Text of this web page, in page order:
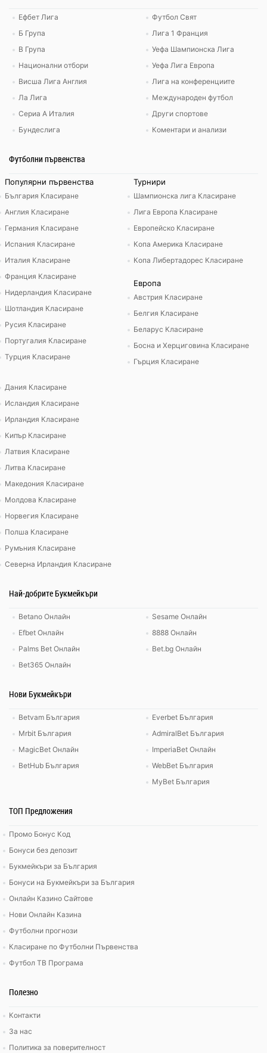
Ефбет Лига
Б Група
В Група
Национални отбори
Висша Лига Англия
Ла Лига
Сериа А Италия
Бундеслига
Футбол Свят
Лига 1 Франция
Уефа Шампионска Лига
Уефа Лига Европа
Лига на конференциите
Международен футбол
Други спортове
Коментари и анализи
Футболни първенства
Популярни първенства
България Класиране
Англия Класиране
Германия Класиране
Испания Класиране
Италия Класиране
Франция Класиране
Нидерландия Класиране
Шотландия Класиране
Русия Класиране
Португалия Класиране
Турция Класиране
Турнири
Шампионска лига Класиране
Лига Европа Класиране
Европейско Класиране
Копа Америка Класиране
Копа Либертадорес Класиране
Европа
Австрия Класиране
Белгия Класиране
Беларус Класиране
Босна и Херциговина Класиране
Гърция Класиране
Дания Класиране
Исландия Класиране
Ирландия Класиране
Кипър Класиране
Латвия Класиране
Литва Класиране
Македония Класиране
Молдова Класиране
Норвегия Класиране
Полша Класиране
Румъния Класиране
Северна Ирландия Класиране
Най-добрите Букмейкъри
Betano Онлайн
Efbet Онлайн
Palms Bet Онлайн
Bet365 Онлайн
Sesame Онлайн
8888 Онлайн
Bet.bg Онлайн
Нови Букмейкъри
Betvam България
Mrbit България
MagicBet Онлайн
BetHub България
Everbet България
AdmiralBet България
ImperiaBet Онлайн
WebBet България
MyBet България
ТОП Предложения
Промо Бонус Код
Бонуси без депозит
Букмейкъри за България
Бонуси на Букмейкъри за България
Онлайн Казино Сайтове
Нови Онлайн Казина
Футболни прогнози
Класиране по Футболни Първенства
Футбол ТВ Програма
Полезно
Контакти
За нас
Политика за поверителност